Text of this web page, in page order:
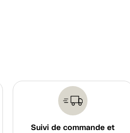
Suivi de commande et